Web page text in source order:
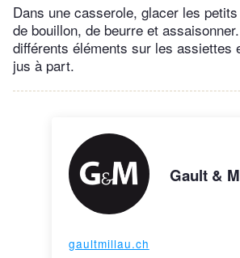
Dans une casserole, glacer les
de bouillon, de beurre et
différents éléments sur les assiettes
jus à part.
Gault &
gaultmillau.ch